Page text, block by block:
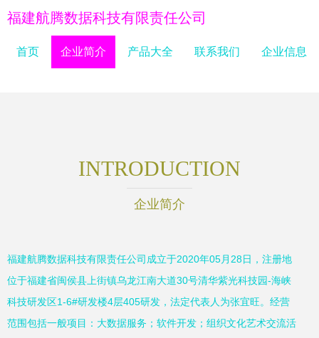
福建航腾数据科技有限责任公司
首页 企业简介 产品大全 联系我们 企业信息
INTRODUCTION
企业简介
福建航腾数据科技有限责任公司成立于2020年05月28日，注册地
位于福建省闽侯县上街镇乌龙江南大道30号清华紫光科技园-海峡
科技研发区1-6#研发楼4层405研发，法定代表人为张宜旺。经营
范围包括一般项目：大数据服务；软件开发；组织文化艺术交流活